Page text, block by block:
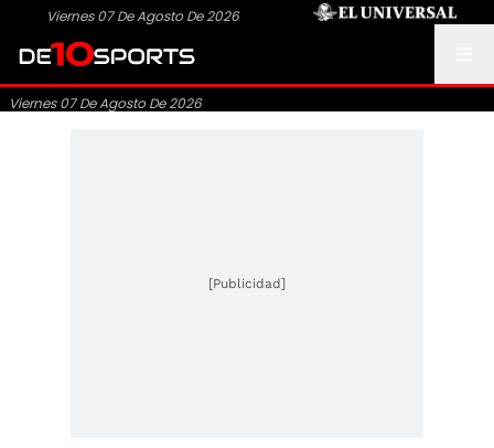
Viernes 07 De Agosto De 2026
Viernes 07 De Agosto De 2026
[Publicidad]